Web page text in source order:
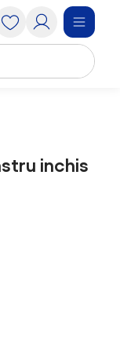
inchis